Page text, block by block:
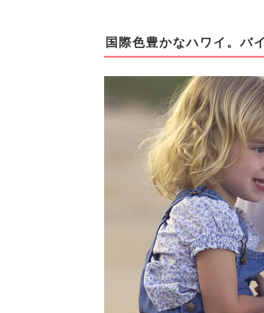
国際色豊かなハワイ。バ